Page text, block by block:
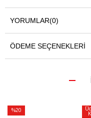
YORUMLAR(0)
ÖDEME SEÇENEKLERI
%20